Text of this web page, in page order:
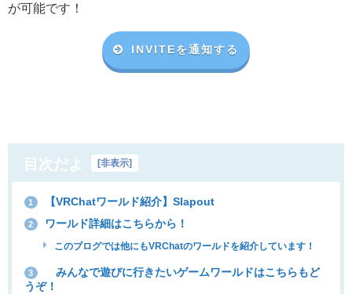
が可能です！
INVITEを通知する
目次だよ [非表示]
1 【VRChatワールド紹介】Slapout
2 ワールド詳細はこちらから！
このブログでは他にもVRChatのワールドを紹介しています！
3
みんなで遊びに行きたいゲームワールドはこちらもど
うぞ！